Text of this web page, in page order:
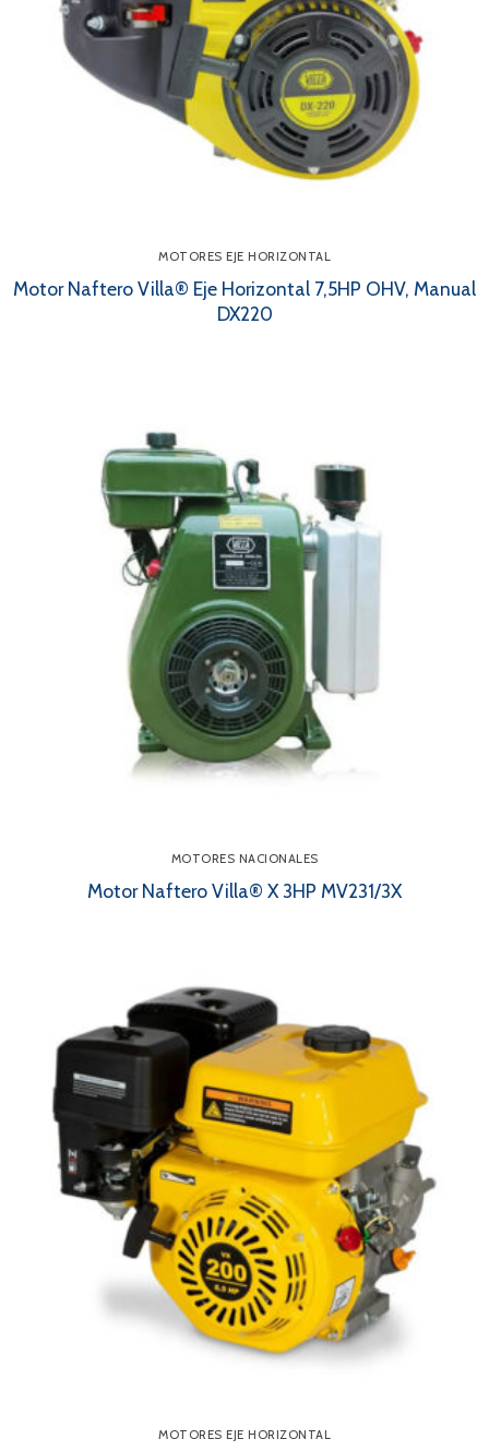
MOTORES EJE HORIZONTAL
Motor Naftero Villa® Eje Horizontal 7,5HP OHV, Manual
DX220
MOTORES NACIONALES
Motor Naftero Villa® X 3HP MV231/3X
MOTORES EJE HORIZONTAL